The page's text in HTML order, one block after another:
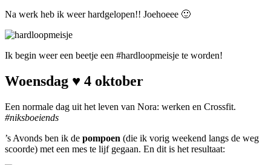
Na werk heb ik weer hardgelopen!! Joehoeee 🙂
Ik begin weer een beetje een #hardloopmeisje te worden!
Woensdag ♥ 4 oktober
Een normale dag uit het leven van Nora: werken en Crossfit.
#niksboeiends
’s Avonds ben ik de pompoen (die ik vorig weekend langs de weg
scoorde) met een mes te lijf gegaan. En dit is het resultaat: